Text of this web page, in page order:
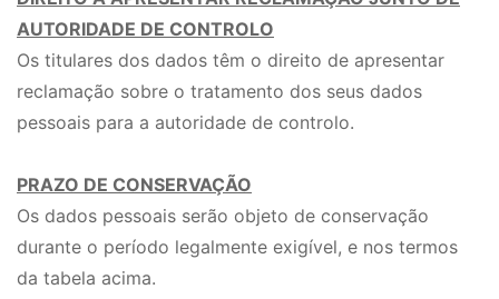
AUTORIDADE DE CONTROLO
Os titulares dos dados têm o direito de apresentar
reclamação sobre o tratamento dos seus dados
pessoais para a autoridade de controlo.
PRAZO DE CONSERVAÇÃO
Os dados pessoais serão objeto de conservação
durante o período legalmente exigível, e nos termos
da tabela acima.